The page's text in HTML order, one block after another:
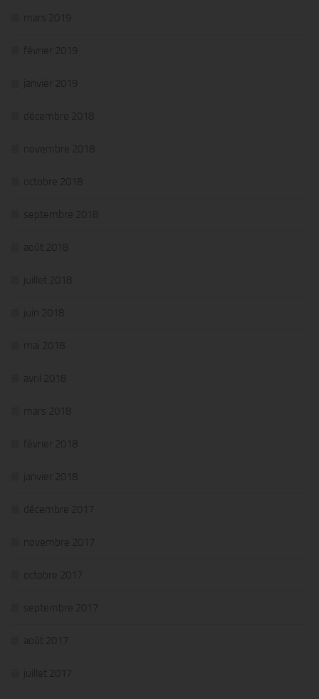
mars 2019
février 2019
janvier 2019
décembre 2018
novembre 2018
octobre 2018
septembre 2018
août 2018
juillet 2018
juin 2018
mai 2018
avril 2018
mars 2018
février 2018
janvier 2018
décembre 2017
novembre 2017
octobre 2017
septembre 2017
août 2017
juillet 2017